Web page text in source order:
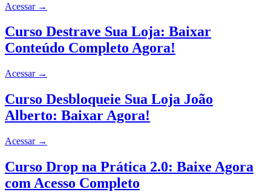
Acessar →
Curso Destrave Sua Loja: Baixar
Conteúdo Completo Agora!
Acessar →
Curso Desbloqueie Sua Loja João
Alberto: Baixar Agora!
Acessar →
Curso Drop na Prática 2.0: Baixe Agora
com Acesso Completo